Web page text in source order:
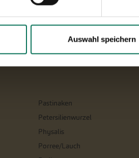
Auswahl speichern
Pastinaken
Petersilienwurzel
Physalis
Porree/Lauch